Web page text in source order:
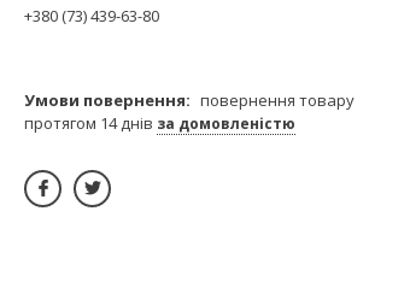
+380 (73) 439-63-80
повернення товару
протягом 14 днів за домовленістю